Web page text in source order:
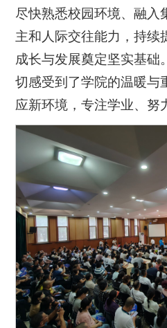
尽快熟悉校园环境、融入
主和人际交往能力，持续
成长与发展奠定坚实基础
切感受到了学院的温暖与
应新环境，专注学业、努